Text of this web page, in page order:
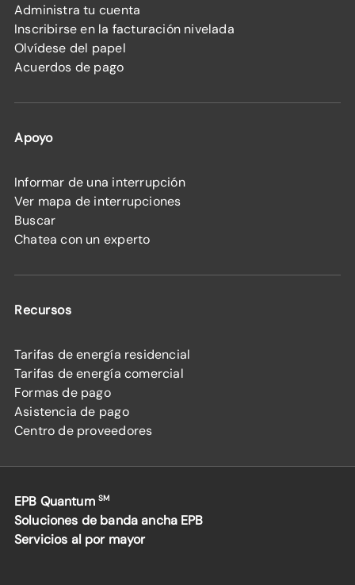
Administra tu cuenta
Inscribirse en la facturación nivelada
Olvídese del papel
Acuerdos de pago
Apoyo
Informar de una interrupción
Ver mapa de interrupciones
Buscar
Chatea con un experto
Recursos
Tarifas de energía residencial
Tarifas de energía comercial
Formas de pago
Asistencia de pago
Centro de proveedores
EPB Quantum SM
Soluciones de banda ancha EPB
Servicios al por mayor